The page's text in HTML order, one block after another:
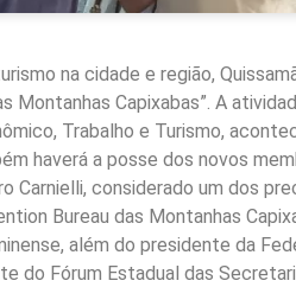
na cidade e região,
Montanhas Capixabas”. A
Trabalho e Turismo,
haverá a posse dos novos
Carnielli, considerado um dos
Bureau das Montanhas
além do presidente da
do Fórum Estadual das